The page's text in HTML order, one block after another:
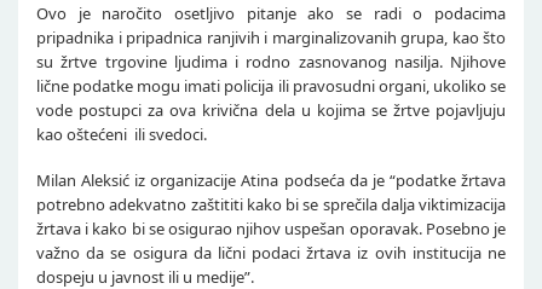
Ovo je naročito osetljivo pitanje ako se radi o podacima
pripadnika i pripadnica ranjivih i marginalizovanih grupa, kao što
su žrtve trgovine ljudima i rodno zasnovanog nasilja. Njihove
lične podatke mogu imati policija ili pravosudni organi, ukoliko se
vode postupci za ova krivična dela u kojima se žrtve pojavljuju
kao oštećeni ili svedoci.
Milan Aleksić iz organizacije Atina podseća da je “podatke žrtava
potrebno adekvatno zaštititi kako bi se sprečila dalja viktimizacija
žrtava i kako bi se osigurao njihov uspešan oporavak. Posebno je
važno da se osigura da lični podaci žrtava iz ovih institucija ne
dospeju u javnost ili u medije”.